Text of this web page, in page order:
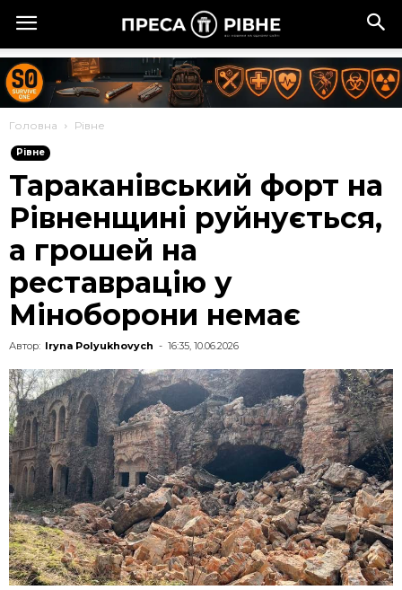
Головна Рівне
Рівне
Тараканівський форт на
Рівненщині руйнується,
а грошей на
реставрацію у
Міноборони немає
Автор: Iryna Polyukhovych - 16:35, 10.06.2026